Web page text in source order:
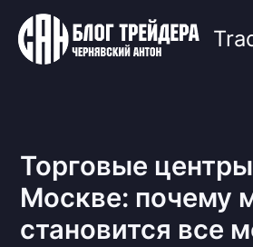
Перейти
содержимому
Торговые
Москве: почему
становится все